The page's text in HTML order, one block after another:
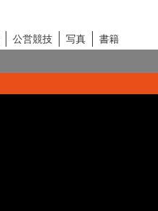
公営競技 写真
書籍